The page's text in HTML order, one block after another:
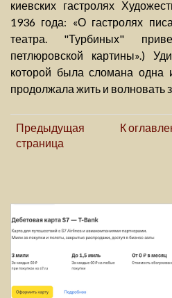
киевских гастролях
1936 года: «О гастролях
театра. "Турбиных"
петлюровской картины».)
которой была сломана одна
продолжала жить и волновать
Предыдущая
страница
К